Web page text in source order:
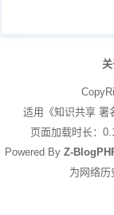
适用《知识共享 署
页面加载时长：
Powered By Z-
为网络